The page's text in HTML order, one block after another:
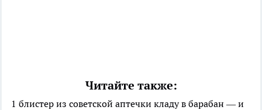
Читайте также:
1 блистер из советской аптечки кладу в барабан — и